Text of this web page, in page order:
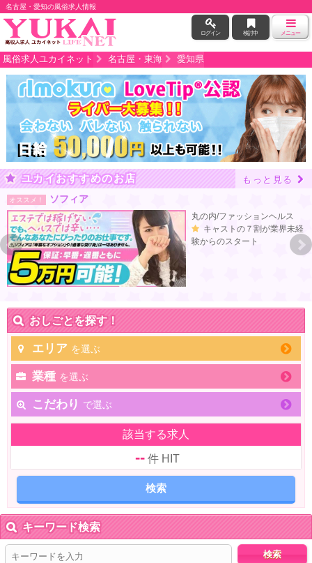
名古屋・愛知の風俗求人情報
ログイン 検討中 メニュー
風俗求人ユカイネット 名古屋・東海 愛知県
ユカイおすすめのお店 もっと見る
オススメ！ ソフィア
丸の内/ファッションヘルス
キャストの７割が業界未経
験からのスタート
おしごとを探す！
エリア を選ぶ
業種 を選ぶ
こだわり で選ぶ
該当する求人
-- 件 HIT
キーワード検索